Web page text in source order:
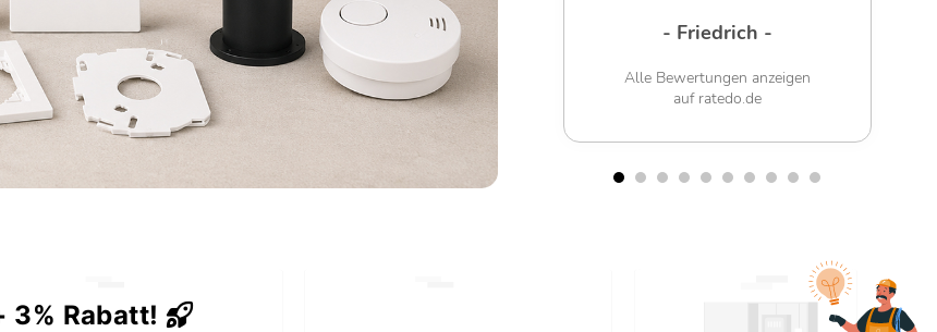
- Friedrich -
Alle Bewertungen anzeigen
auf ratedo.de
3% Rabatt!